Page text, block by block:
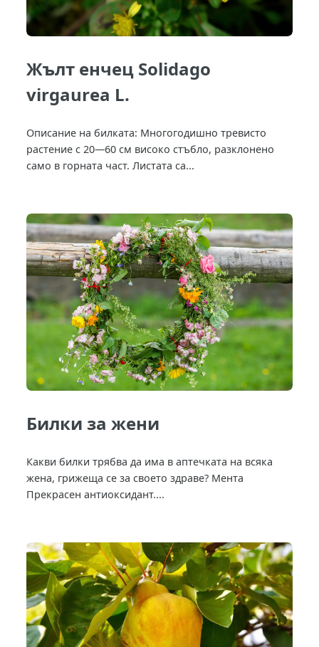
Жълт енчец Solidago
virgaurea L.
Описание на билката: Многогодишно тревисто
растение с 20—60 см високо стъбло, разклонено
само в горната част. Листата са...
Билки за жени
Какви билки трябва да има в аптечката на всяка
жена, грижеща се за своето здраве? Мента
Прекрасен антиоксидант....